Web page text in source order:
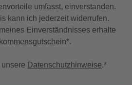
umfasst, einverstanden.
kann ich jederzeit widerrufen.
Einverständnisses erhalte
*.
Datenschutzhinweise.